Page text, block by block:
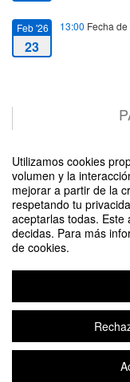
Utilizamos cookies
volumen y la
mejorar a partir de la
respetando tu
aceptarlas todas. Este
decidas. Para más
de cookies.
Feb '26
23
13:00 Fecha de
Diseñando proyectos
Aviso legal|Contacto